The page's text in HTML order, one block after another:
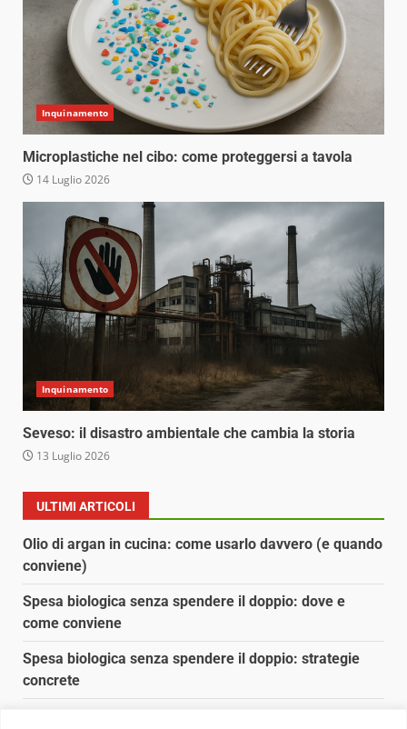
Inquinamento
Microplastiche nel cibo: come proteggersi a tavola
14 Luglio 2026
Inquinamento
Seveso: il disastro ambientale che cambia la storia
13 Luglio 2026
ULTIMI ARTICOLI
Olio di argan in cucina: come usarlo davvero (e quando
conviene)
Spesa biologica senza spendere il doppio: dove e
come conviene
Spesa biologica senza spendere il doppio: strategie
concrete